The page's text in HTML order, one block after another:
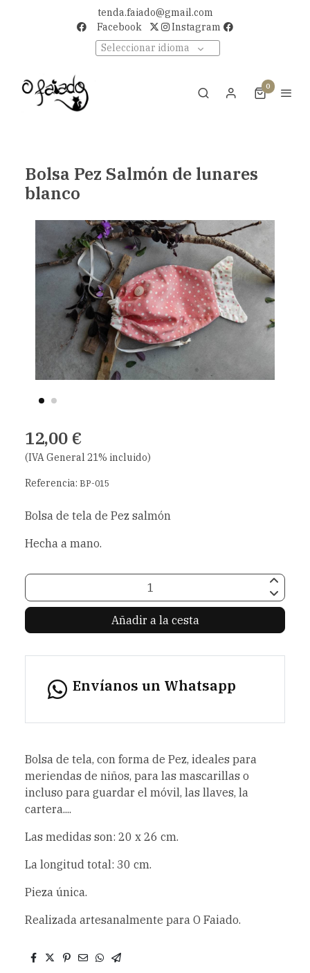
tenda.faiado@gmail.com
Facebook
Instagram
Seleccionar idioma
0
Bolsa Pez Salmón de lunares
blanco
12,00 €
(IVA General 21% incluido)
Referencia: BP-015
Bolsa de tela de Pez salmón
Hecha a mano.
Añadir a la cesta
Envíanos un Whatsapp
Bolsa de tela, con forma de Pez, ideales para
meriendas de niños, para las mascarillas o
incluso para guardar el móvil, las llaves, la
cartera....
Las medidas son: 20 x 26 cm.
La longitud total: 30 cm.
Pieza única.
Realizada artesanalmente para O Faiado.